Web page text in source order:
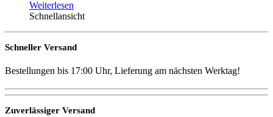
Weiterlesen
Schnellansicht
Schneller Versand
Bestellungen bis 17:00 Uhr, Lieferung am nächsten Werktag!
Zuverlässiger Versand